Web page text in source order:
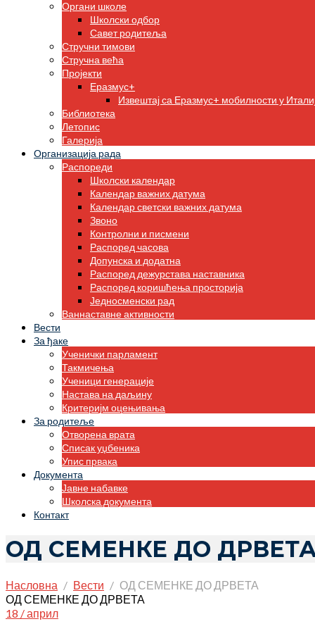
Органи школе
Школски одбор
Савет родитеља
Стручни тимови
Стручна већа
Пројекти
Еразмус+
Извештај са Еразмус+ мобилности у
Библиотека
Летопис
Галерија
Организација рада
Распореди
Школски календар
Календар важних датума
Календар светски важних датума
Звоно
Контролни и писмени
Распоред часова
Допунска и додатна
Распоред дежурстава наставника
Распоред коришћења просторија
Једносменски рад
Ваннаставне активности
Вести
За ђаке
Ученички парламент
Такмичења
Ученици генерације
Настава на даљину
Критеријм оцењивања
За родитеље
Отворена врата
Списак уџбеника
Упис првака
Документа
Јавне набавке
Школска документа
Контакт
ОД СЕМЕНКЕ ДО
Насловна Вести
ОД СЕМЕНКЕ ДО ДРВЕТА
ОД СЕМЕНКЕ ДО ДРВЕТА
18 / април